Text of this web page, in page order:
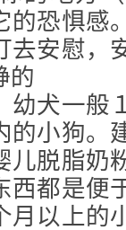
的恐惧感
去安慰，
的
幼犬一般
的小狗。
儿脱脂奶
西都是便
月以上的